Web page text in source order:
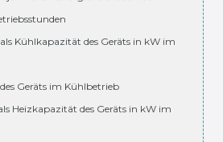
Kühlkapazität des Geräts in kW im
Geräts im Kühlbetrieb
Heizkapazität des Geräts in kW im